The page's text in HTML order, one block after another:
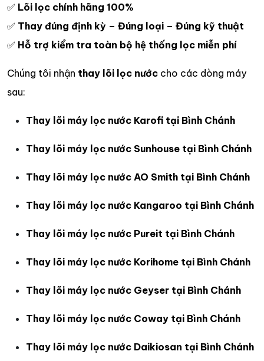
✅ Lõi lọc chính hãng 100%
✅ Thay đúng định kỳ – Đúng loại – Đúng kỹ thuật
✅ Hỗ trợ kiểm tra toàn bộ hệ thống lọc miễn phí
Chúng tôi nhận thay lõi lọc nước cho các dòng máy
sau:
Thay lõi máy lọc nước Karofi tại Bình Chánh
Thay lõi máy lọc nước Sunhouse tại Bình Chánh
Thay lõi máy lọc nước AO Smith tại Bình Chánh
Thay lõi máy lọc nước Kangaroo tại Bình Chánh
Thay lõi máy lọc nước Pureit tại Bình Chánh
Thay lõi máy lọc nước Korihome tại Bình Chánh
Thay lõi máy lọc nước Geyser tại Bình Chánh
Thay lõi máy lọc nước Coway tại Bình Chánh
Thay lõi máy lọc nước Daikiosan tại Bình Chánh